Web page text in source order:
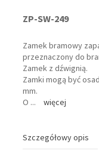
ZP-SW-249
Zamek bramowy
przeznaczony do
Zamek z dźwignią.
Zamki mogą być
mm.
O ... więcej
Szczegółowy opis